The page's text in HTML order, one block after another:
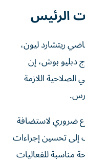
الرئيس
ريتشارد ليون،
دبليو بوش، إن
الصلاحية اللازمة
ضروري لاستضافة
إلى تحسين إجراءات
مناسبة للفعاليات